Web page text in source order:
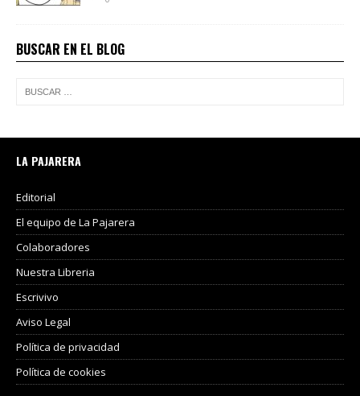
BUSCAR EN EL BLOG
LA PAJARERA
Editorial
El equipo de La Pajarera
Colaboradores
Nuestra Libreria
Escrivivo
Aviso Legal
Política de privacidad
Política de cookies